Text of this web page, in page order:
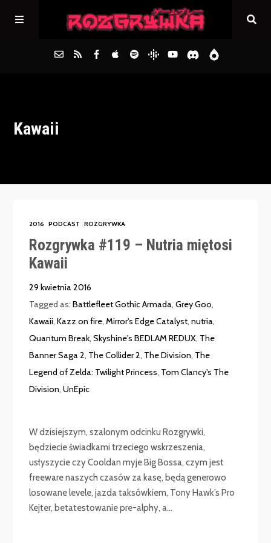
Archiwum
Kawaii
2016 PODCAST ROZGRYWKA
Rozgrywka #119 – Nutria miętosi
Kawaii
29 kwietnia 2016
Tagged as:Battlefleet Gothic Armada,Grey Goo,
Kawaii,Kazz on fire,Mirror's Edge Catalyst,nutria,
Quantum Break,Skyshine's BEDLAM REDUX, The
Banner Saga 2, The Collider 2, The Division, The
Legend of Zelda: Twilight Princess, Tom Clancy's The
Division,UnEpic
W dzisiejszym, szalonym odcinku Rozgrywki,
będziecie świadkami trzeciego wskrzeszenia,
usłyszycie czy Cooldan myje Big Bossa, czym jest
freeware naszych czasów za kasę, będą generowo
losowane levele, jazda taksówkiem, Tony Hawk’s Pro
Kejter, betatestowanie pre-alphy, a...